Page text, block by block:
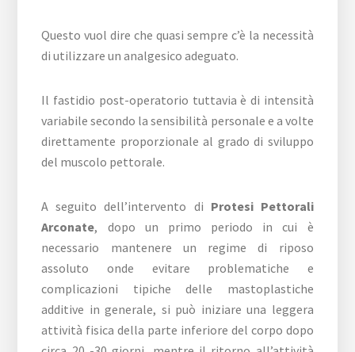
Questo vuol dire che quasi sempre c’è la necessità
di utilizzare un analgesico adeguato.
Il fastidio post-operatorio tuttavia è di intensità
variabile secondo la sensibilità personale e a volte
direttamente proporzionale al grado di sviluppo
del muscolo pettorale.
A seguito dell’intervento di Protesi Pettorali
Arconate, dopo un primo periodo in cui è
necessario mantenere un regime di riposo
assoluto onde evitare problematiche e
complicazioni tipiche delle mastoplastiche
additive in generale, si può iniziare una leggera
attività fisica della parte inferiore del corpo dopo